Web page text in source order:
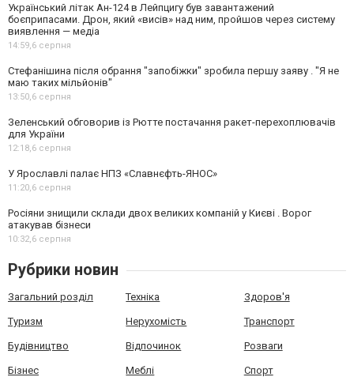
Український літак Ан-124 в Лейпцигу був завантажений
боєприпасами. Дрон, який «висів» над ним, пройшов через систему
виявлення — медіа
14:59, 6 серпня
Стефанішина після обрання "запобіжки" зробила першу заяву . "Я не
маю таких мільйонів"
13:50, 6 серпня
Зеленський обговорив із Рютте постачання ракет-перехоплювачів
для України
12:18, 6 серпня
У Ярославлі палає НПЗ «Славнєфть-ЯНОС»
11:20, 6 серпня
Росіяни знищили склади двох великих компаній у Києві . Ворог
атакував бізнеси
10:32, 6 серпня
Рубрики новин
Загальний розділ Техніка Здоров'я
Туризм Нерухомість Транспорт
Будівництво Відпочинок Розваги
Бізнес Меблі Спорт